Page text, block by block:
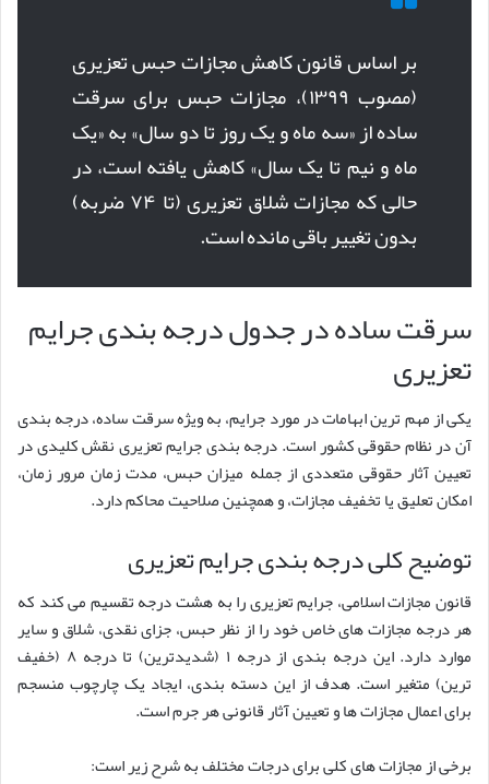
بر اساس قانون کاهش مجازات حبس تعزیری
(مصوب ۱۳۹۹)، مجازات حبس برای سرقت
ساده از «سه ماه و یک روز تا دو سال» به «یک
ماه و نیم تا یک سال» کاهش یافته است، در
حالی که مجازات شلاق تعزیری (تا ۷۴ ضربه)
بدون تغییر باقی مانده است.
سرقت ساده در جدول درجه بندی جرایم
تعزیری
یکی از مهم ترین ابهامات در مورد جرایم، به ویژه سرقت ساده، درجه بندی
آن در نظام حقوقی کشور است. درجه بندی جرایم تعزیری نقش کلیدی در
تعیین آثار حقوقی متعددی از جمله میزان حبس، مدت زمان مرور زمان،
امکان تعلیق یا تخفیف مجازات، و همچنین صلاحیت محاکم دارد.
توضیح کلی درجه بندی جرایم تعزیری
قانون مجازات اسلامی، جرایم تعزیری را به هشت درجه تقسیم می کند که
هر درجه مجازات های خاص خود را از نظر حبس، جزای نقدی، شلاق و سایر
موارد دارد. این درجه بندی از درجه ۱ (شدیدترین) تا درجه ۸ (خفیف
ترین) متغیر است. هدف از این دسته بندی، ایجاد یک چارچوب منسجم
برای اعمال مجازات ها و تعیین آثار قانونی هر جرم است.
برخی از مجازات های کلی برای درجات مختلف به شرح زیر است: